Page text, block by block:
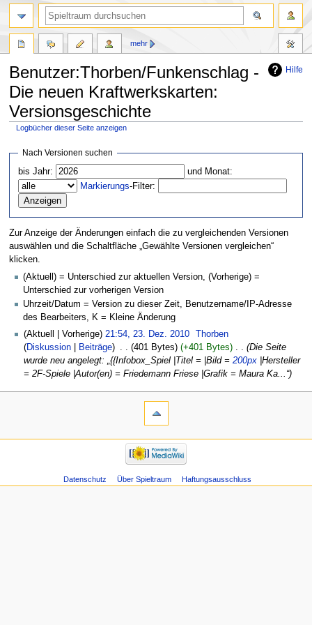
Hilfe
Benutzer:Thorben/Funkenschlag -
Die neuen Kraftwerkskarten:
Versionsgeschichte
Logbücher dieser Seite anzeigen
springen
springen
Nach Versionen suchen
bis Jahr:
und Monat:
Markierungs-Filter:
Zur Anzeige der Änderungen einfach die zu vergleichenden Versionen
auswählen und die Schaltfläche „Gewählte Versionen vergleichen“
klicken.
(Aktuell) = Unterschied zur aktuellen Version, (Vorherige) =
Unterschied zur vorherigen Version
Uhrzeit/Datum = Version zu dieser Zeit, Benutzername/IP-Adresse
des Bearbeiters, K = Kleine Änderung
Aktuell
Vorherige 21:54, 23. Dez. 2010
Thorben
Diskussion
Beiträge 401 Bytes +401 Bytes ‎
Die Seite
wurde neu angelegt: „{{Infobox_Spiel |Titel = |Bild = 200px |Hersteller
= 2F-Spiele |Autor(en) = Friedemann Friese |Grafik = Maura Ka...“
mehr
Datenschutz Über Spieltraum Haftungsausschluss